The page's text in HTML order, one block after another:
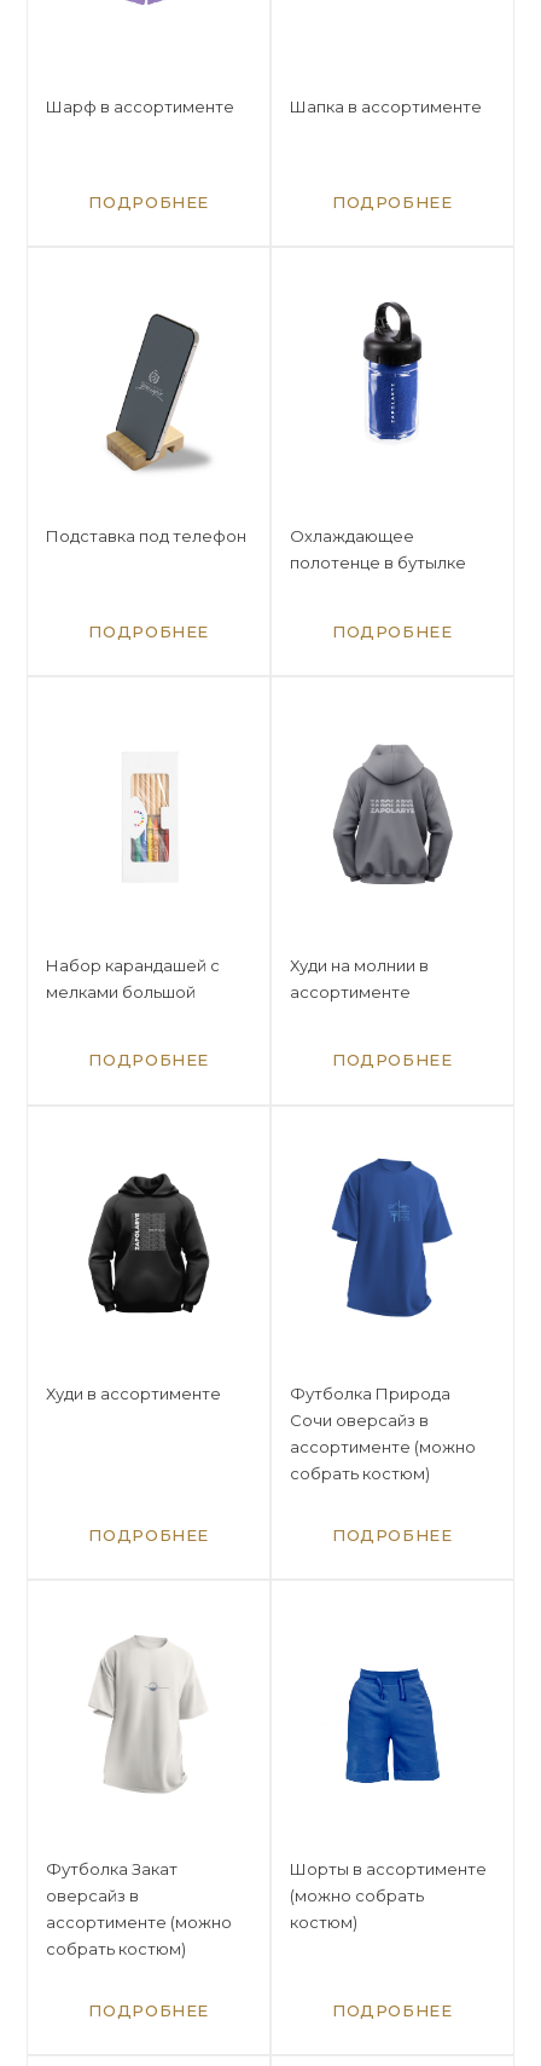
Шарф в ассортименте
ПОДРОБНЕЕ
Шапка в ассортименте
ПОДРОБНЕЕ
Подставка под телефон
ПОДРОБНЕЕ
Охлаждающее
полотенце в бутылке
ПОДРОБНЕЕ
Набор карандашей с
мелками большой
ПОДРОБНЕЕ
Худи на молнии в
ассортименте
ПОДРОБНЕЕ
Худи в ассортименте
ПОДРОБНЕЕ
Футболка Природа
Сочи оверсайз в
ассортименте (можно
собрать костюм)
ПОДРОБНЕЕ
Футболка Закат
оверсайз в
ассортименте (можно
собрать костюм)
ПОДРОБНЕЕ
Шорты в ассортименте
(можно собрать
костюм)
ПОДРОБНЕЕ